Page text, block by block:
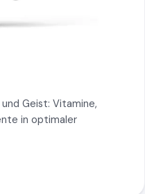
Geist: Vitamine,
in optimaler